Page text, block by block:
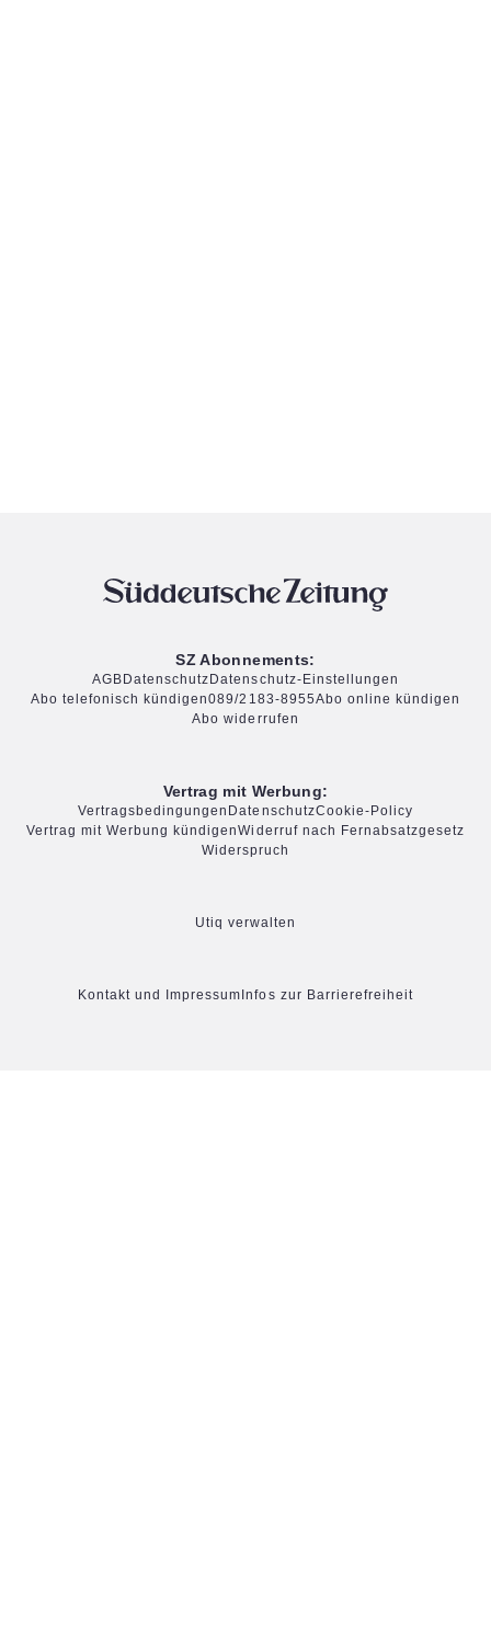
SZ Abonnements:
AGB Datenschutz Datenschutz-Einstellungen
Abo telefonisch kündigen089/2183-8955Abo online kündigen
Abo widerrufen
Vertrag mit Werbung:
Vertragsbedingungen DatenschutzCookie-Policy
Vertrag mit Werbung kündigenWiderruf nach Fernabsatzgesetz
Widerspruch
Utiq verwalten
Kontakt und Impressum Infos zur Barrierefreiheit